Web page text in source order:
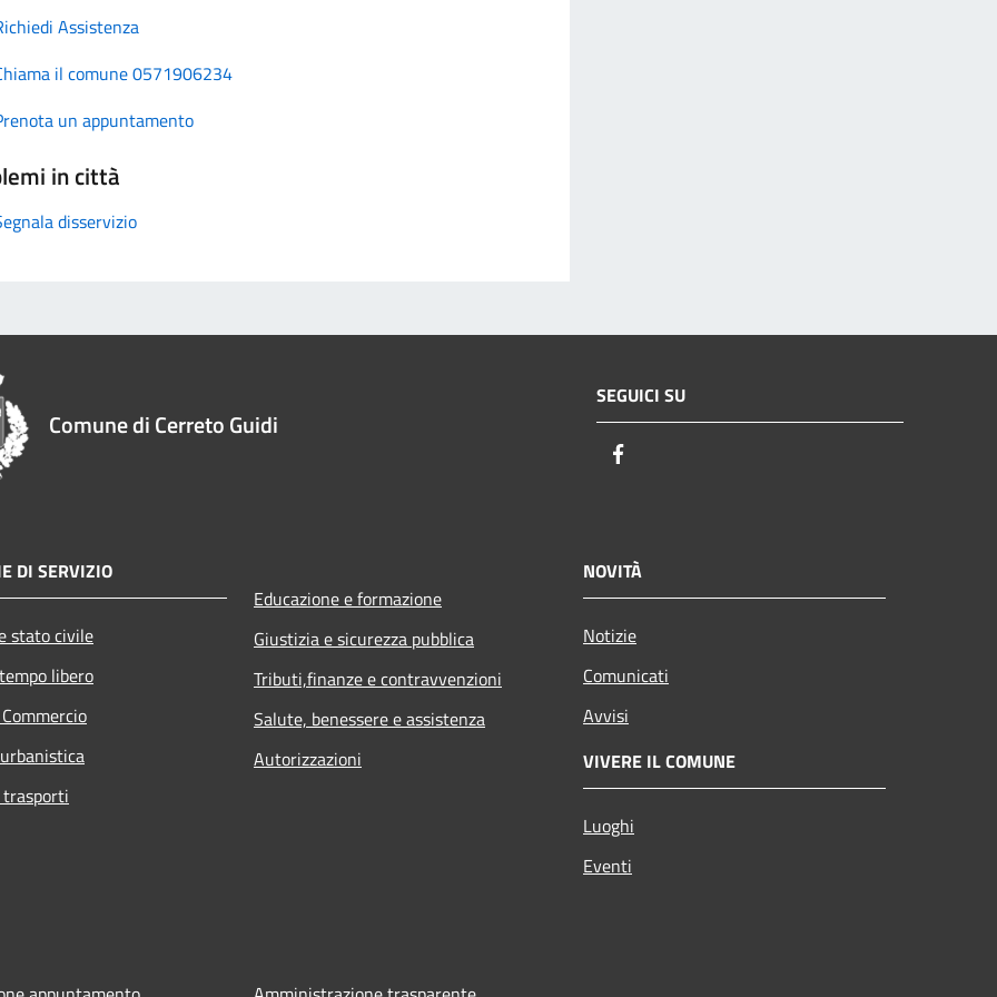
Assistenza
il comune 0571906234
un appuntamento
in città
disservizio
Comune di Cerreto Guidi
SEGUICI SU
DI SERVIZIO
stato civile
libero
Educazione e formazione
Giustizia e sicurezza pubblica
Tributi,finanze e contravvenzioni
Salute, benessere e assistenza
Autorizzazioni
NOVITÀ
Notizie
Comunicati
Avvisi
VIVERE IL COMUNE
Luoghi
Eventi